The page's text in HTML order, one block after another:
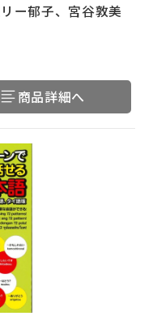
ー郁子、宮谷敦美
商品詳細へ